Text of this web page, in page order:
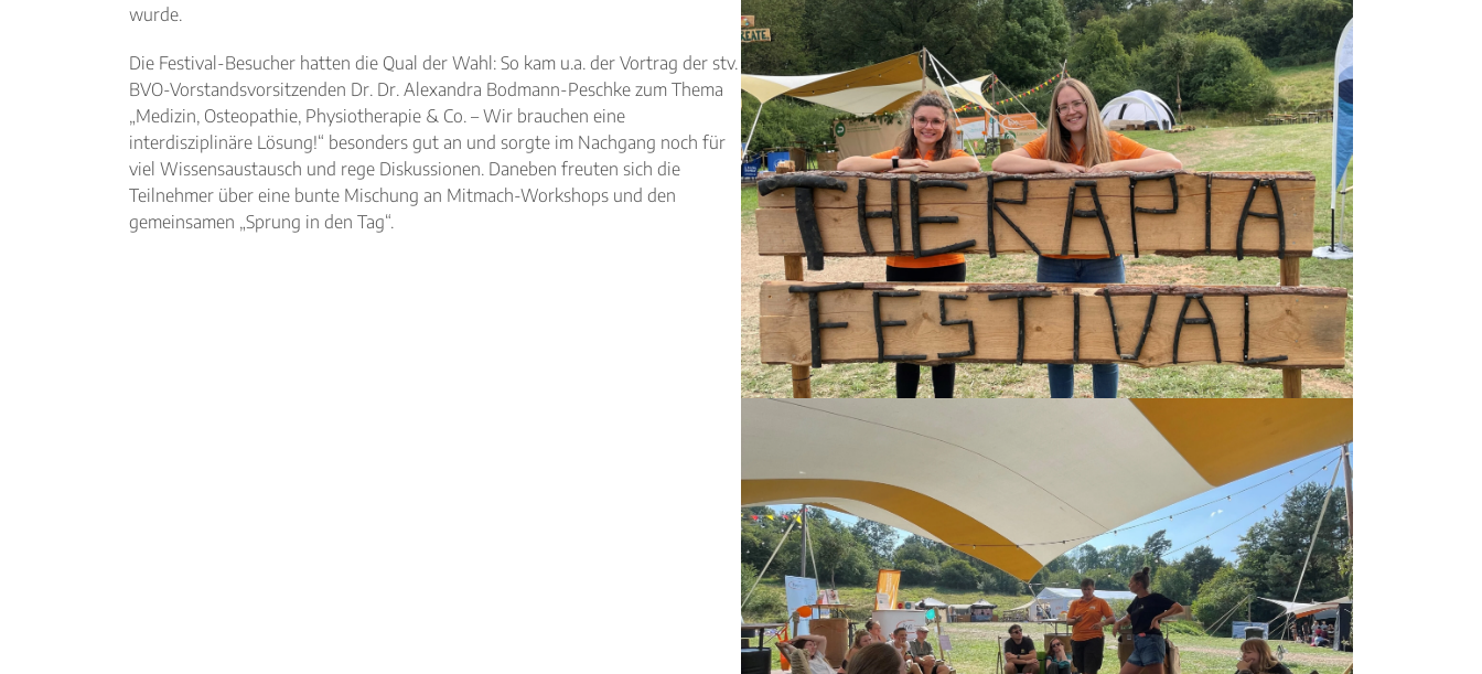
wurde.
Die Festival-Besucher hatten die Qual der Wahl: So kam u.a. der Vortrag der stv.
BVO-Vorstandsvorsitzenden Dr. Dr. Alexandra Bodmann-Peschke zum Thema
„Medizin, Osteopathie, Physiotherapie & Co. – Wir brauchen eine
interdisziplinäre Lösung!“ besonders gut an und sorgte im Nachgang noch für
viel Wissensaustausch und rege Diskussionen. Daneben freuten sich die
Teilnehmer über eine bunte Mischung an Mitmach-Workshops und den
gemeinsamen „Sprung in den Tag“.